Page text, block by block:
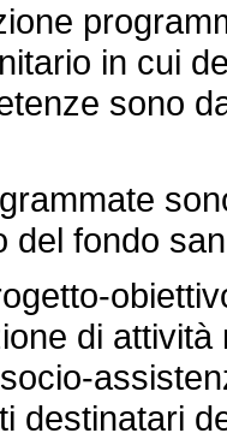
in cui
sono
del fondo
di
destinatari